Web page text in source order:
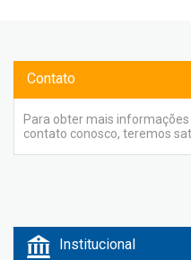
Contato
Para obter mais
contato conosco, teremos
Institucional